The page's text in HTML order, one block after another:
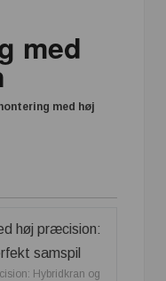
med
med høj
Hybridkran og